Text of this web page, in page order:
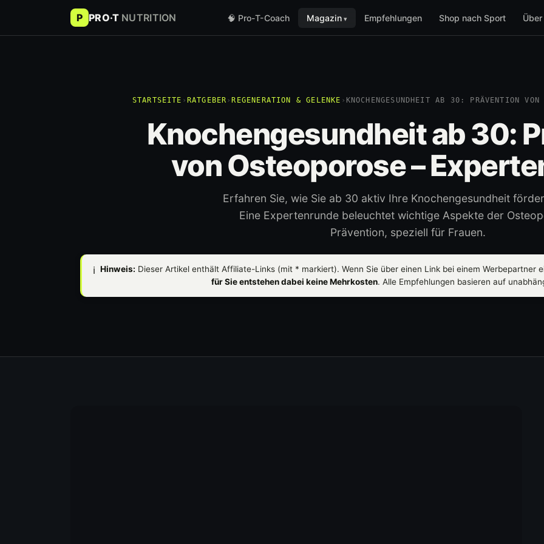
P PRO·T NUTRITION 🧠 Pro-T-Coach Magazin Empfehlungen Shop nach Sport
STARTSEITE › RATGEBER › REGENERATION & GELENKE › KNOCHENGESUNDHEIT AB 30: PRÄVENTION
Knochengesundheit ab 30:
von Osteoporose –
Erfahren Sie, wie Sie ab 30 aktiv Ihre Knochengesundheit
Eine Expertenrunde beleuchtet wichtige Aspekte der
Prävention, speziell für Frauen.
ℹ️ Hinweis: Dieser Artikel enthält Affiliate-Links (mit * markiert). Wenn Sie über einen Link bei einem
für Sie entstehen dabei keine Mehrkosten. Alle Empfehlungen basieren auf